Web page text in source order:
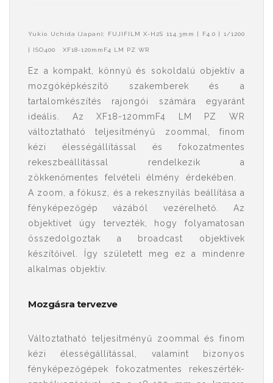
Yukio Uchida (Japan); FUJIFILM X-H2S 114.3mm | F4.0 | 1/1200
| ISO400 XF18-120mmF4 LM PZ WR
Ez a kompakt, könnyű és sokoldalú objektív a
mozgóképkészítő szakemberek és a
tartalomkészítés rajongói számára egyaránt
ideális. Az XF18-120mmF4 LM PZ WR
változtatható teljesítményű zoommal, finom
kézi élességállítással és fokozatmentes
rekeszbeállítással rendelkezik a
zökkenőmentes felvételi élmény érdekében.
A zoom, a fókusz, és a rekesznyílás beállítása a
fényképezőgép vázából vezérelhető. Az
objektívet úgy tervezték, hogy folyamatosan
összedolgoztak a broadcast objektívek
készítőivel. Így született meg ez a mindenre
alkalmas objektív.
Mozgásra tervezve
Változtatható teljesítményű zoommal és finom
kézi élességállítással, valamint bizonyos
fényképezőgépek fokozatmentes rekeszérték-